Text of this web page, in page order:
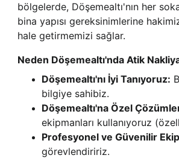
bölgelerde, Döşemealtı'nın her
bina yapısı gereksinimlerine
hale getirmemizi sağlar.
Neden Döşemealtı'nda Atik
Döşemealtı'nı İyi Tanıyoruz:
bilgiye sahibiz.
Döşemealtı'na Özel
ekipmanları kullanıyoruz
Profesyonel ve Güvenilir
görevlendiririz.